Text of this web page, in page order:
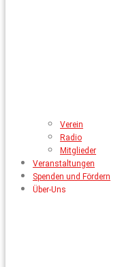
Verein
Radio
Mitglieder
Veranstaltungen
Spenden und Fördern
Über-Uns